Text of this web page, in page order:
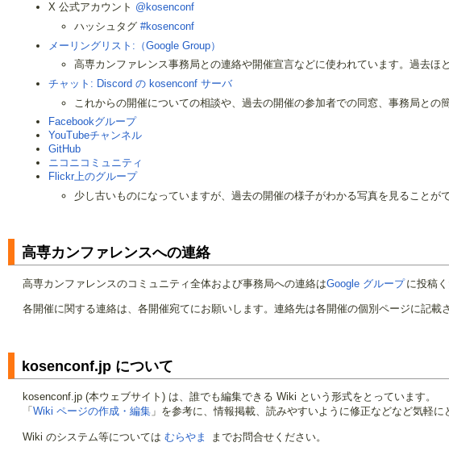
X 公式アカウント @kosenconf
ハッシュタグ #kosenconf
メーリングリスト:（Google Group）
高専カンファレンス事務局との連絡や開催宣言などに使われています。過去
チャット: Discord の kosenconf サーバ
これからの開催についての相談や、過去の開催の参加者での同窓、事務局との
Facebookグループ
YouTubeチャンネル
GitHub
ニコニコミュニティ
Flickr上のグループ
少し古いものになっていますが、過去の開催の様子がわかる写真を見ること
高専カンファレンスへの連絡
高専カンファレンスのコミュニティ全体および事務局への連絡はGoogle グループ に投稿く
各開催に関する連絡は、各開催宛てにお願いします。連絡先は各開催の個別ページに記載
kosenconf.jp について
kosenconf.jp (本ウェブサイト) は、誰でも編集できる Wiki という形式をとっています。
「 Wiki ページの作成・編集 」を参考に、情報掲載、読みやすいように修正などなど気軽に
Wiki のシステム等については むらやま までお問合せください。